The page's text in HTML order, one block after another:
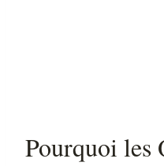
Pourquoi les